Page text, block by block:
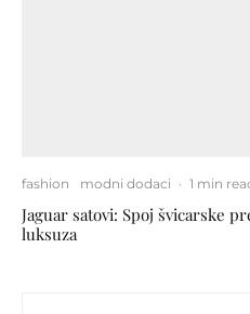
fashion modni dodaci · 1 min
Jaguar satovi: Spoj švicarske
luksuza